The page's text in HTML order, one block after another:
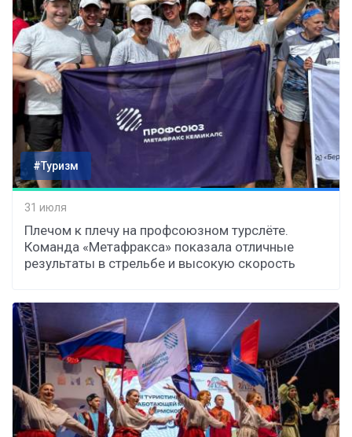
#Туризм
31 июля
Плечом к плечу на профсоюзном турслёте.
Команда «Метафракса» показала отличные
результаты в стрельбе и высокую скорость